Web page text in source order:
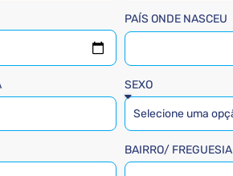
PAÍS ONDE NASCEU
SEXO
BAIRRO/ FREGUESIA